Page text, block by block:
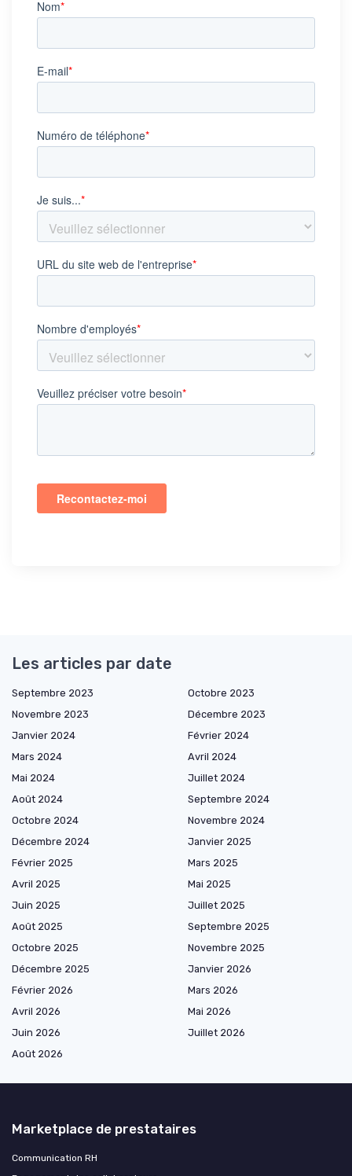
Les articles par date
Septembre 2023
Octobre 2023
Novembre 2023
Décembre 2023
Janvier 2024
Février 2024
Mars 2024
Avril 2024
Mai 2024
Juillet 2024
Août 2024
Septembre 2024
Octobre 2024
Novembre 2024
Décembre 2024
Janvier 2025
Février 2025
Mars 2025
Avril 2025
Mai 2025
Juin 2025
Juillet 2025
Août 2025
Septembre 2025
Octobre 2025
Novembre 2025
Décembre 2025
Janvier 2026
Février 2026
Mars 2026
Avril 2026
Mai 2026
Juin 2026
Juillet 2026
Août 2026
Marketplace de prestataires
Communication RH